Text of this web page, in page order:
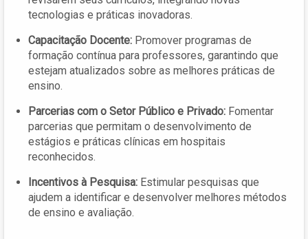
tecnologias e práticas inovadoras.
Capacitação Docente: Promover programas de
formação contínua para professores, garantindo que
estejam atualizados sobre as melhores práticas de
ensino.
Parcerias com o Setor Público e Privado: Fomentar
parcerias que permitam o desenvolvimento de
estágios e práticas clínicas em hospitais
reconhecidos.
Incentivos à Pesquisa: Estimular pesquisas que
ajudem a identificar e desenvolver melhores métodos
de ensino e avaliação.